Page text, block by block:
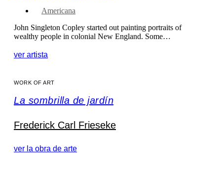
Americana
John Singleton Copley started out painting portraits of
wealthy people in colonial New England. Some…
ver artista
WORK OF ART
La sombrilla de jardín
Frederick Carl Frieseke
ver la obra de arte